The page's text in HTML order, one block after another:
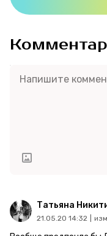
Татьяна
21.05.20 14:32